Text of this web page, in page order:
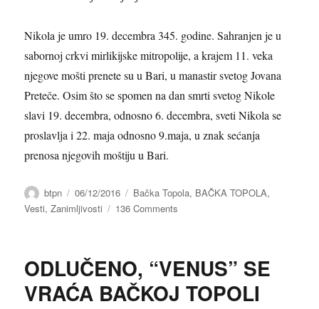
Nikola je umro 19. decembra 345. godine. Sahranjen je u
sabornoj crkvi mirlikijske mitropolije, a krajem 11. veka
njegove mošti prenete su u Bari, u manastir svetog Jovana
Preteče. Osim što se spomen na dan smrti svetog Nikole
slavi 19. decembra, odnosno 6. decembra, sveti Nikola se
proslavlja i 22. maja odnosno 9.maja, u znak sećanja
prenosa njegovih moštiju u Bari.
Author
btpn
Posted
on
06/12/2016 Categories
Bačka Topola, BAČKA TOPOLA,
Vesti,Zanimljivosti 136 Comments
POPULARNO
MIKULAŠ
OBELEŽEN
ODLUČENO, “VENUS” SE
VRAĆA BAČKOJ TOPOLI